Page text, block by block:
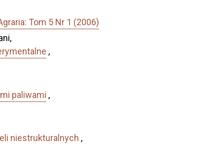
Tom 5 Nr 1 (2006)
,
paliwami ,
niestrukturalnych ,